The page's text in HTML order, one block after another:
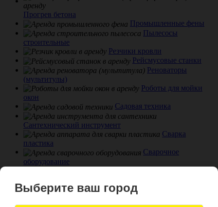
Прогрев бетона
Промышленные фены
Пылесосы
строительные
Резчики кровли
Рейсмусовые станки
Реноваторы
(мультитулы)
Роботы для мойки
окон
Садовая техника
Сантехнический инструмент
Сварка
пластика
Сварочное
оборудование
Станки сверлильные
Выберите ваш город